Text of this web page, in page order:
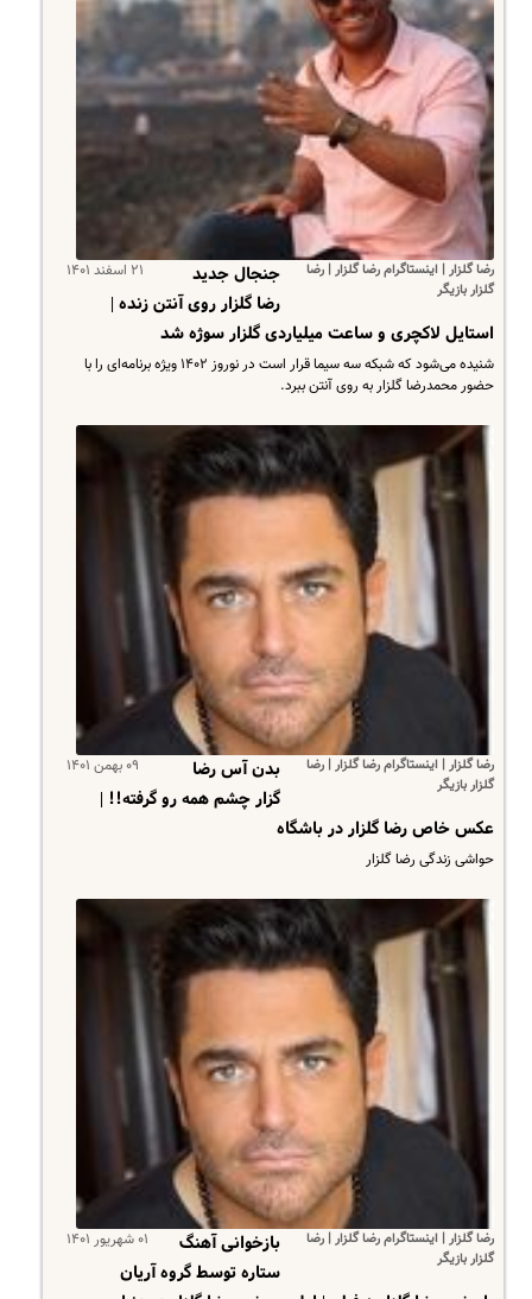
رضا گلزار | اینستاگرام رضا گلزار | رضا
گلزار بازیگر
۲۱ اسفند ۱۴۰۱
جنجال جدید
رضا گلزار روی آنتن زنده |
استایل لاکچری و ساعت میلیاردی گلزار سوژه شد
شنیده می‌شود که شبکه سه سیما قرار است در نوروز ۱۴۰۲ ویژه برنامه‌ای را با
حضور محمدرضا گلزار به روی آنتن ببرد.
رضا گلزار | اینستاگرام رضا گلزار | رضا
گلزار بازیگر
۰۹ بهمن ۱۴۰۱
بدن آس رضا
گزار چشم همه رو گرفته!! |
عکس خاص رضا گلزار در باشگاه
حواشی زندگی رضا گلزار
رضا گلزار | اینستاگرام رضا گلزار | رضا
گلزار بازیگر
۰۱ شهریور ۱۴۰۱
بازخوانی آهنگ
ستاره توسط گروه آریان